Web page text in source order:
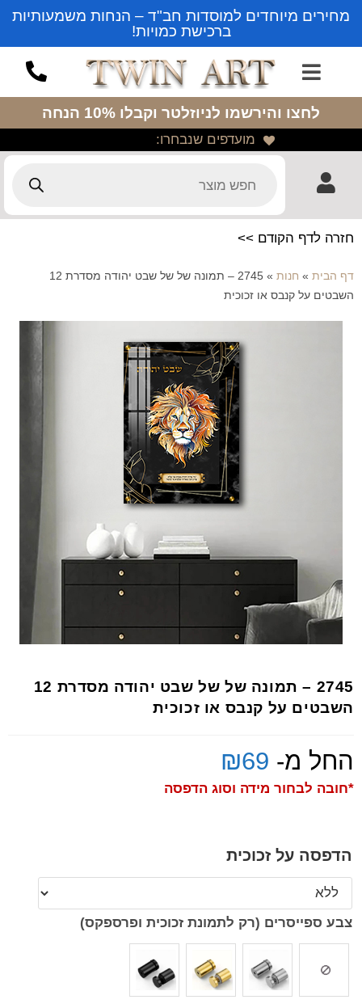
מחירים מיוחדים למוסדות חב"ד – הנחות משמעותיות
ברכישת כמויות!
לחצו והירשמו לניוזלטר וקבלו 10% הנחה
מועדפים שנבחרו:
חזרה לדף הקודם >>
דף הבית » חנות »
2745 – תמונה של של שבט יהודה מסדרת 12
השבטים על קנבס או זכוכית
2745 – תמונה של של שבט יהודה מסדרת 12
השבטים על קנבס או זכוכית
החל מ- ₪69
*חובה לבחור מידה וסוג הדפסה
הדפסה על זכוכית
צבע ספייסרים (רק לתמונת זכוכית ופרספקס)